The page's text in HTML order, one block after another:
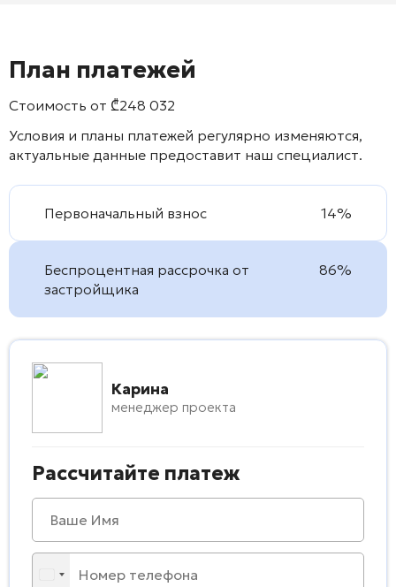
План платежей
Стоимость от ₾248 032
Условия и планы платежей регулярно изменяются,
актуальные данные предоставит наш специалист.
Первоначальный взнос 14%
Беспроцентная рассрочка от
застройщика
86%
Карина
менеджер проекта
Рассчитайте платеж